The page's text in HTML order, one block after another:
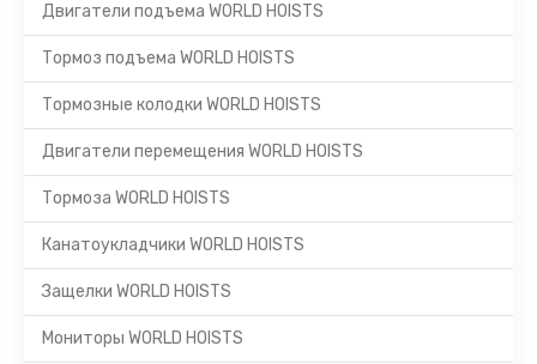
Двигатели подъема WORLD HOISTS
Тормоз подъема WORLD HOISTS
Тормозные колодки WORLD HOISTS
Двигатели перемещения WORLD HOISTS
Тормоза WORLD HOISTS
Канатоукладчики WORLD HOISTS
Защелки WORLD HOISTS
Мониторы WORLD HOISTS